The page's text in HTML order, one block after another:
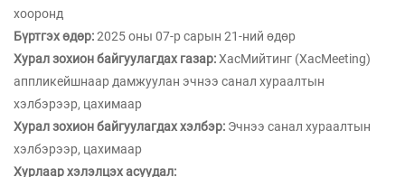
хооронд
Бүртгэх өдөр:2025 оны 07-р сарын 21-ний өдөр
Хурал зохион байгуулагдах газар:ХасМийтинг (XacMeeting)
аппликейшнаар дамжуулан эчнээ санал хураалтын
хэлбэрээр, цахимаар
Хурал зохион байгуулагдах хэлбэр: Эчнээ санал хураалтын
хэлбэрээр, цахимаар
Хурлаар хэлэлцэх асуудал: